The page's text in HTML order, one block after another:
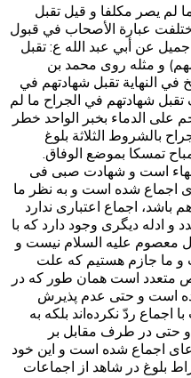
لم يصر مكلفا و قيل تقبل
عبارة الأصحاب في قبول
عن أبي عبد الله ع: تقبل
و مثله روى محمد بن
النهاية تقبل شهادتهم في
شهادتهم في الجراح ما لم
على الدماء بخبر الواحد خطر
بالشروط الثلاثة بلوغ
تمسكا بموضع الوفاق.
است و شهادت صبی فی
اجماع شده است و به نظر ما
اجماع اعتباری ندارد
ادله دیگری وجود دارد که با
معصوم علیه السلام نیست و
ما جازم هستیم که علت
متعدد است همان طور که در
است و حتی عدم پذیرش
ردّ نکرده‌اند بلکه به
حتی در طرف مقابل بر
اجماع شده است و این خود
بلوغ در شاهد از اجماعات